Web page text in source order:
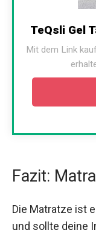
TeQsli Gel
Mit dem Link
Fazit:
Die Matratze ist
und sollte deine